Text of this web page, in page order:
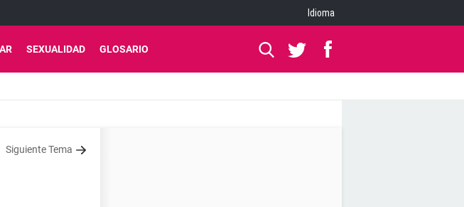
Idioma
SEXUALIDAD GLOSARIO
Siguiente Tema